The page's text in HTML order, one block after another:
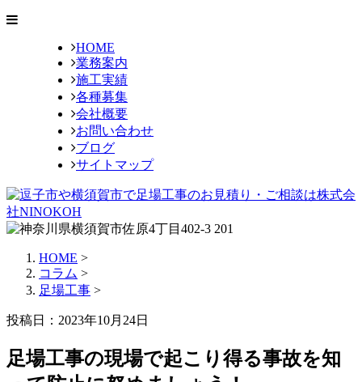
HOME
業務案内
施工実績
各種募集
会社概要
お問い合わせ
ブログ
サイトマップ
HOME >
コラム >
足場工事 >
投稿日：2023年10月24日
足場工事の現場で起こり得る事故を知